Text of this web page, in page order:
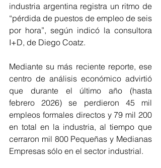
industria argentina registra un ritmo de
“pérdida de puestos de empleo de seis
por hora”, según indicó la consultora
I+D, de Diego Coatz.
Mediante su más reciente reporte, ese
centro de análisis económico advirtió
que durante el último año (hasta
febrero 2026) se perdieron 45 mil
empleos formales directos y 79 mil 200
en total en la industria, al tiempo que
cerraron mil 800 Pequeñas y Medianas
Empresas sólo en el sector industrial.